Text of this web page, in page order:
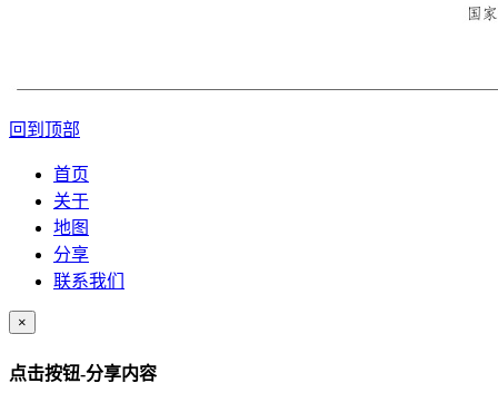
回到顶部
首页
关于
地图
分享
联系我们
×
点击按钮-分享内容